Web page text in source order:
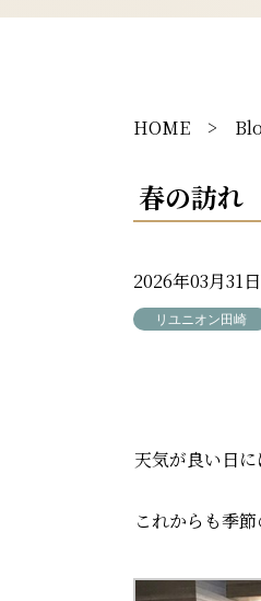
HOME >
春の訪れ
2026年03月31日
リユニオン田崎
天気が良い日
これからも季